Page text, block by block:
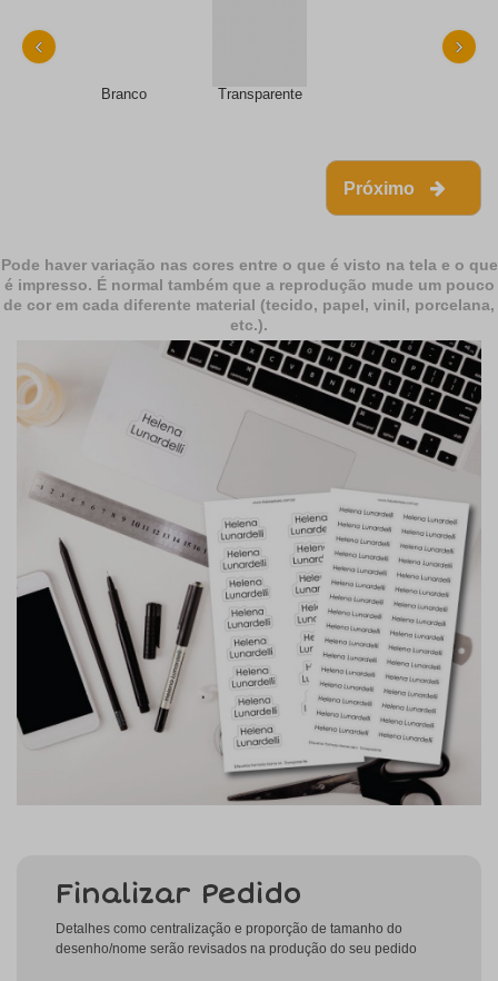
Branco Transparente
‹ ›
Próximo
Pode haver variação nas cores entre o que é visto na tela e o que
é impresso. É normal também que a reprodução mude um pouco
de cor em cada diferente material (tecido, papel, vinil, porcelana,
etc.).
Finalizar Pedido
Detalhes como centralização e proporção de tamanho do
desenho/nome serão revisados na produção do seu pedido